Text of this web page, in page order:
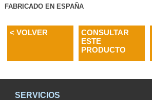
FABRICADO EN ESPAÑA
< VOLVER
CONSULTAR
ESTE
PRODUCTO
SERVICIOS